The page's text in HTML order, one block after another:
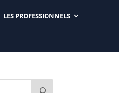
LES PROFESSIONNELS